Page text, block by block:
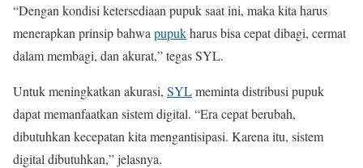
“Dengan kondisi ketersediaan pupuk saat ini, maka kita harus
menerapkan prinsip bahwa pupukharus bisa cepat dibagi, cermat
dalam membagi, dan akurat,” tegas SYL.
Untuk meningkatkan akurasi, SYLmeminta distribusi pupuk
dapat memanfaatkan sistem digital. “Era cepat berubah,
dibutuhkan kecepatan kita mengantisipasi. Karena itu, sistem
digital dibutuhkan,” jelasnya.